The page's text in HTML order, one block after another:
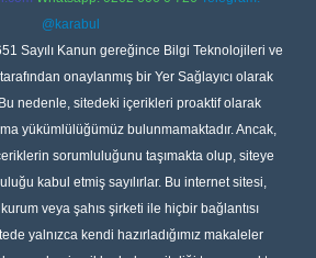
@karabul
Sayılı Kanun gereğince Bilgi Teknolojileri ve
onaylanmış bir Yer Sağlayıcı olarak
nedenle, sitedeki içerikleri proaktif olarak
yükümlülüğümüz bulunmamaktadır. Ancak,
sorumluluğunu taşımakta olup, siteye
kabul etmiş sayılırlar. Bu internet sitesi,
veya şahıs şirketi ile hiçbir bağlantısı
yalnızca kendi hazırladığımız makaleler